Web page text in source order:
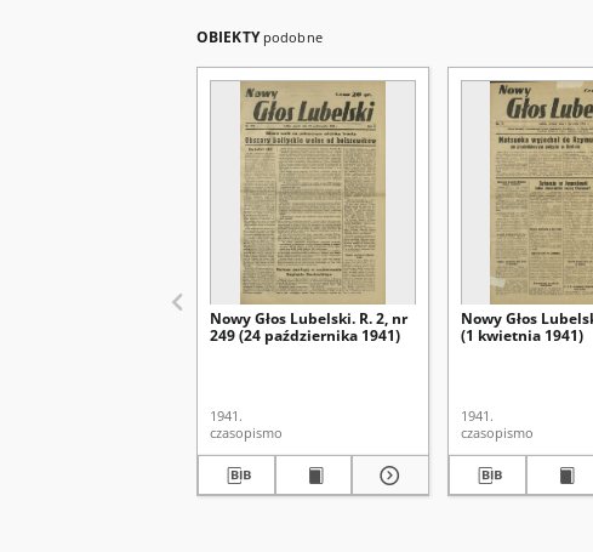
OBIEKTY podobne
Nowy Głos Lubelski. R. 2, nr
249 (24 października 1941)
1941.
czasopismo
Nowy Głos
(1 kwietnia 1941)
1941.
czasopismo